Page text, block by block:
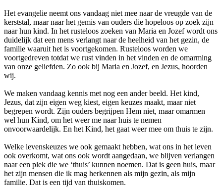
Het evangelie neemt ons vandaag niet mee naar de vreugde van de
kerststal, maar naar het gemis van ouders die hopeloos op zoek zijn
naar hun kind. In het rusteloos zoeken van Maria en Jozef wordt ons
duidelijk dat een mens verlangt naar de heelheid van het gezin, de
familie waaruit het is voortgekomen. Rusteloos worden we
voortgedreven totdat we rust vinden in het vinden en de omarming
van onze geliefden. Zo ook bij Maria en Jozef, en Jezus, hoorden
wij.
We maken vandaag kennis met nog een ander beeld. Het kind,
Jezus, dat zijn eigen weg kiest, eigen keuzes maakt, maar niet
begrepen wordt. Zijn ouders begrijpen Hem niet, maar omarmen
wel hun Kind, om het weer me naar huis te nemen
onvoorwaardelijk. En het Kind, het gaat weer mee om thuis te zijn.
Welke levenskeuzes we ook gemaakt hebben, wat ons in het leven
ook overkomt, wat ons ook wordt aangedaan, we blijven verlangen
naar een plek die we ‘thuis’ kunnen noemen. Dat is geen huis, maar
het zijn mensen die ik mag herkennen als mijn gezin, als mijn
familie. Dat is een tijd van thuiskomen.